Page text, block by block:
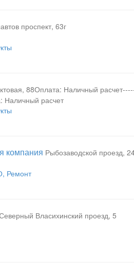
проспект, 63г
88Оплата: Наличный
Наличный расчет
компания Рыбозаводской проезд,
Ремонт
Власихинский проезд, 5